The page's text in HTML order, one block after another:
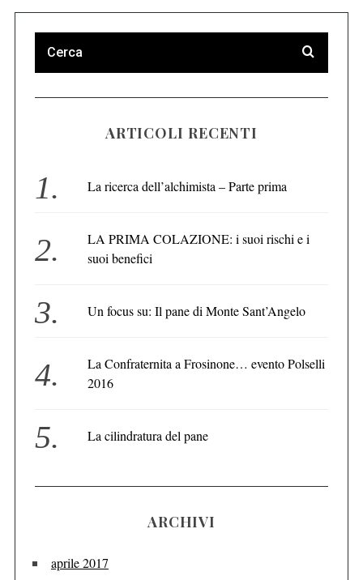
ARTICOLI RECENTI
La ricerca dell’alchimista – Parte prima
LA PRIMA COLAZIONE: i suoi rischi e i
suoi benefici
Un focus su: Il pane di Monte Sant’Angelo
La Confraternita a Frosinone… evento Polselli
2016
La cilindratura del pane
ARCHIVI
aprile 2017